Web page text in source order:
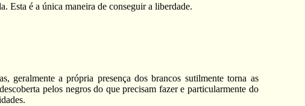
Esta é a única maneira de conseguir a liberdade.
geralmente a própria presença dos brancos sutilmente torna as
pelos negros do que precisam fazer e particularmente do